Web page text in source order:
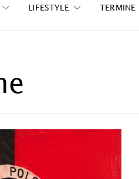
LIFESTYLE TERMINE